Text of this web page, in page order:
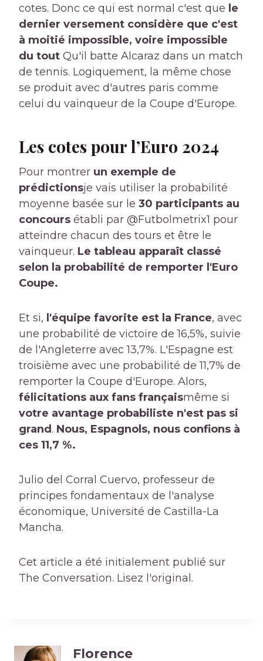
cotes. Donc ce qui est normal c'est que le
dernier versement considère que c'est
à moitié impossible, voire impossible
du tout Qu'il batte Alcaraz dans un match
de tennis. Logiquement, la même chose
se produit avec d'autres paris comme
celui du vainqueur de la Coupe d'Europe.
Les cotes pour l’Euro 2024
Pour montrer un exemple de
prédictionsje vais utiliser la probabilité
moyenne basée sur le 30 participants au
concours établi par @Futbolmetrix1 pour
atteindre chacun des tours et être le
vainqueur. Le tableau apparaît classé
selon la probabilité de remporter l'Euro
Coupe.
Et si, l'équipe favorite est la France, avec
une probabilité de victoire de 16,5%, suivie
de l'Angleterre avec 13,7%. L'Espagne est
troisième avec une probabilité de 11,7% de
remporter la Coupe d'Europe. Alors,
félicitations aux fans françaismême si
votre avantage probabiliste n'est pas si
grand. Nous, Espagnols, nous confions à
ces 11,7 %.
Julio del Corral Cuervo, professeur de
principes fondamentaux de l'analyse
économique, Université de Castilla-La
Mancha.
Cet article a été initialement publié sur
The Conversation. Lisez l'original.
Florence